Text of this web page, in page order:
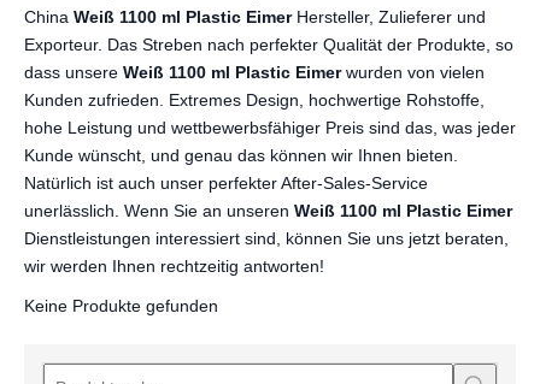
China Weiß 1100 ml Plastic EimerHersteller, Zulieferer und
Exporteur. Das Streben nach perfekter Qualität der Produkte, so
dass unsere Weiß 1100 ml Plastic Eimerwurden von vielen
Kunden zufrieden. Extremes Design, hochwertige Rohstoffe,
hohe Leistung und wettbewerbsfähiger Preis sind das, was jeder
Kunde wünscht, und genau das können wir Ihnen bieten.
Natürlich ist auch unser perfekter After-Sales-Service
unerlässlich. Wenn Sie an unseren Weiß 1100 ml Plastic Eimer
Dienstleistungen interessiert sind, können Sie uns jetzt beraten,
wir werden Ihnen rechtzeitig antworten!
Keine Produkte gefunden